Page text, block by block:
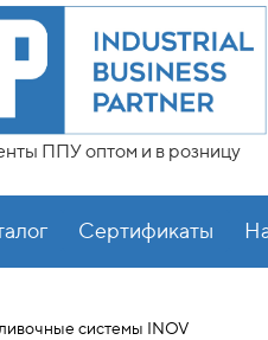
ППУ оптом и в розницу
Сертификаты
системы INOV